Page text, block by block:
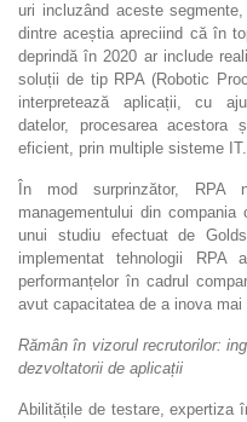
uri incluzând aceste
dintre aceștia apreciind că în
deprindă în 2020 ar include
soluții de tip RPA (Robotic
interpretează aplicații, cu
datelor, procesarea
eficient, prin multiple sisteme IT.
În mod surprinzător, RPA
managementului din compania
unui studiu efectuat de
implementat tehnologii
performanțelor în cadrul
avut capacitatea de a inova mai
Rămân în vizorul recrutorilor:
dezvoltatorii de aplicații
Abilitățile de testare, expertiza